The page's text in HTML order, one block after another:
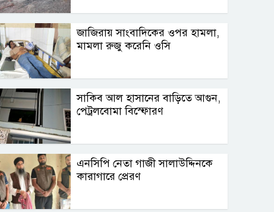
জাজিরায় সাংবাদিকের ওপর হামলা,
মামলা রুজু করেনি ওসি
সাকিব আল হাসানের বাড়িতে আগুন,
পেট্রলবোমা বিস্ফোরণ
এনসিপি নেতা গাজী সালাউদ্দিনকে
কারাগারে প্রেরণ